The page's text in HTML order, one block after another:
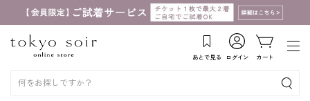
あとで見る ログイン カート